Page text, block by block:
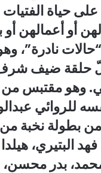
حياة
أو أعمالهن
نادرة”،
حلقة ضيف
وهو مقتبس
للروائي
بطولة نخبة
البتيري، هيلدا
بدر محسن،